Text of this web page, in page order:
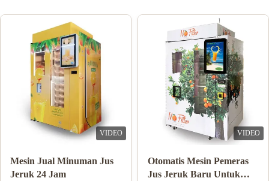
VIDEO
Double Tank Ice Slush
Machine Minuman Beku
VIDEO
Catatan Pembayaran
Mesin Penjual Jus Jeruk